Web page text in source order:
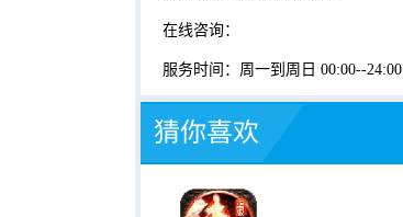
在线咨询：
服务时间：周一到周日 00:00--24:00
猜你喜欢